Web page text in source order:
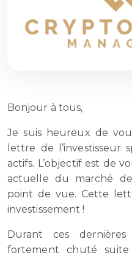
Bonjour à tous,
Je suis heureux de
lettre de l’investisseur
actifs. L’objectif est de
actuelle du marché
point de vue. Cette
investissement !
Durant ces
fortement chuté suite